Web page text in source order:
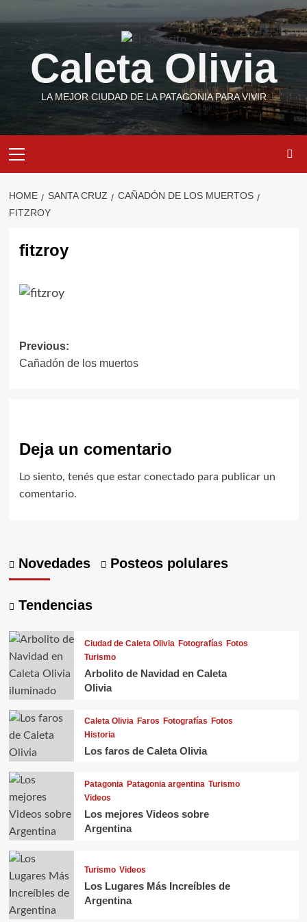
to
content
Caleta Olivia
LA MEJOR CIUDAD DE LA PATAGONIA PARA VIVIR
Menu
HOME SANTA CRUZ
CAÑADÓN DE LOS MUERTOS
FITZROY
fitzroy
Post
navigation
Previous:
Cañadón de los muertos
Deja un comentario
Lo siento, tenés que estar conectadopara publicar un
comentario.
Novedades Posteos polulares
Tendencias
Ciudad de Caleta Olivia Fotografías Fotos
Turismo
Arbolito de Navidad en Caleta
Olivia
Caleta Olivia Faros Fotografías Fotos
Historia
Los faros de Caleta Olivia
Patagonia Patagonia argentina Turismo
Videos
Los mejores Videos sobre
Argentina
Turismo Videos
Los Lugares Más Increíbles de
Argentina